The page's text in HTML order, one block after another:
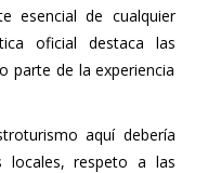
esencial de cualquier
oficial destaca las
parte de la experiencia
aquí debería
locales, respeto a las